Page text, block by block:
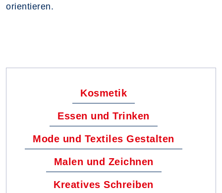
orientieren.
Kosmetik
Essen und Trinken
Mode und Textiles Gestalten
Malen und Zeichnen
Kreatives Schreiben